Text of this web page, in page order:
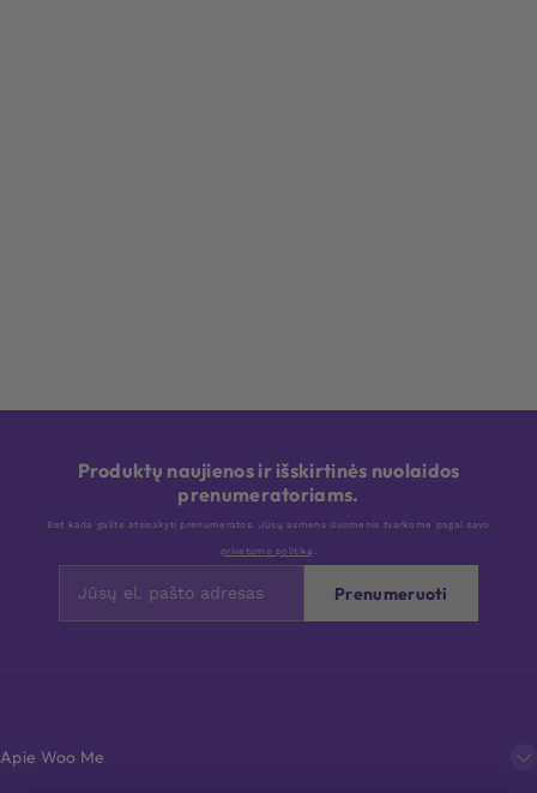
Produktų naujienos ir išskirtinės nuolaidos
prenumeratoriams.
Bet kada galite atsisakyti prenumeratos. Jūsų asmens duomenis tvarkome pagal savo
privatumo politiką .
Prenumeruoti
Apie Woo Me